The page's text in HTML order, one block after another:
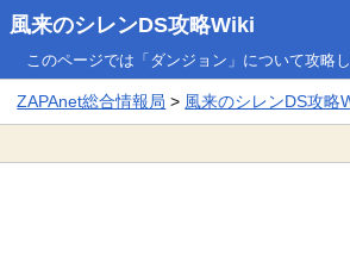
風来のシレンDS攻略Wiki
このページでは「ダンジョン」について攻略し
ZAPAnet総合情報局 > 風来のシレンDS攻略